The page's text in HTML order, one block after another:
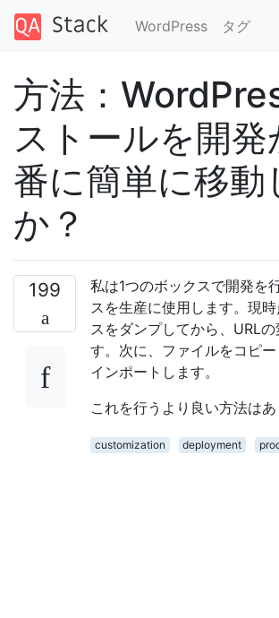
WordPress タグ
方法：
ストールを開発
番に簡単に移動
か？
199
私は1つのボックスで開発を
スを生産に使用します。現
スをダンプしてから、URL
す。次に、ファイルをコピ
インポートします。
これを行うより良い方法はあ
customization deployment